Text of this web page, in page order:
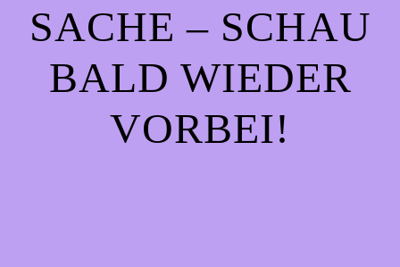
ACHE – SCHAU B
ALD WIEDER V
ORBEI!